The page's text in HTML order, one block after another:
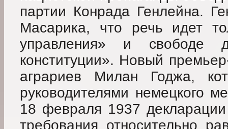
партии Конрада Генлейна.
Масарика, что речь идет
управления» и свободе
конституции». Новый
аграриев Милан Годжа,
руководителями немецкого
18 февраля 1937
требования относительно